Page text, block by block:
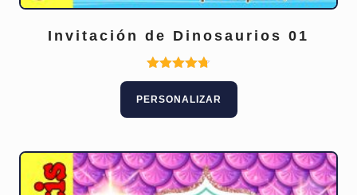
Invitación de Dinosaurios 01
Valorado
4.75
de 5
PERSONALIZAR